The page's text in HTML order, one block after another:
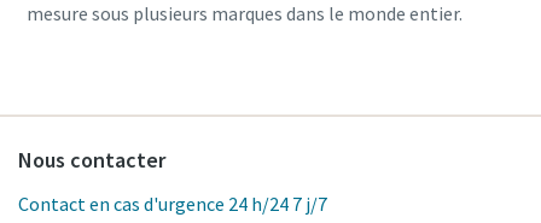
mesure sous plusieurs marques dans le monde entier.
Nous contacter
Contact en cas d'urgence 24 h/24 7 j/7